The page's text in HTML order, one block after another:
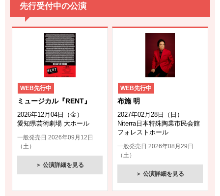
"HEART BREAKERS" 愛知公演の情報をアップしました！
2026年7月21日
渡辺美里 治 チョコレート効果 プレゼンツ 渡辺美里 スタ
ジアム伝説～復活～ Sweet 60 西武ドーム公演の情報をア
ップしました！
2026年7月20日
なとり Zepp Tour 2027 愛知公演の情報をアップしまし
た！
2026年7月20日
Bimi Live Galley Tour 2026 -3rd Anniv. in AICHI- 愛知公演
の情報をアップしました！
2026年7月11日
CHANYEOL JAPAN TOUR 2026 -The Route-愛知公演の情
先行受付中の公演
WEB先行中
ミュージカル『RENT』
2026年12月04日（金）
愛知県芸術劇場 大ホール
一般発売日 2026年09月12日
（土）
＞ 公演詳細を見る
WEB先行中
布施 明
2027年02月28日（日）
Niterra日本特殊陶業市民会館
フォレストホール
一般発売日 2026年08月29日
（土）
＞ 公演詳細を見る